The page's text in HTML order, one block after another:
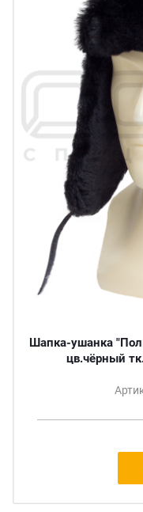
Шапка-ушанка
цв.чёрный